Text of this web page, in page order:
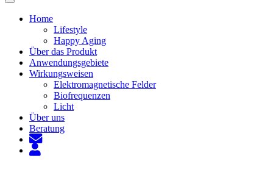
Toggle
navigationHome
Lifestyle
Happy Aging
Über das Produkt
Anwendungsgebiete
Wirkungsweisen
Elektromagnetische Felder
Biofrequenzen
Licht
Über uns
Beratung